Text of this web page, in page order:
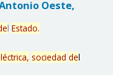
Oeste,
l Estado.
sociedad del